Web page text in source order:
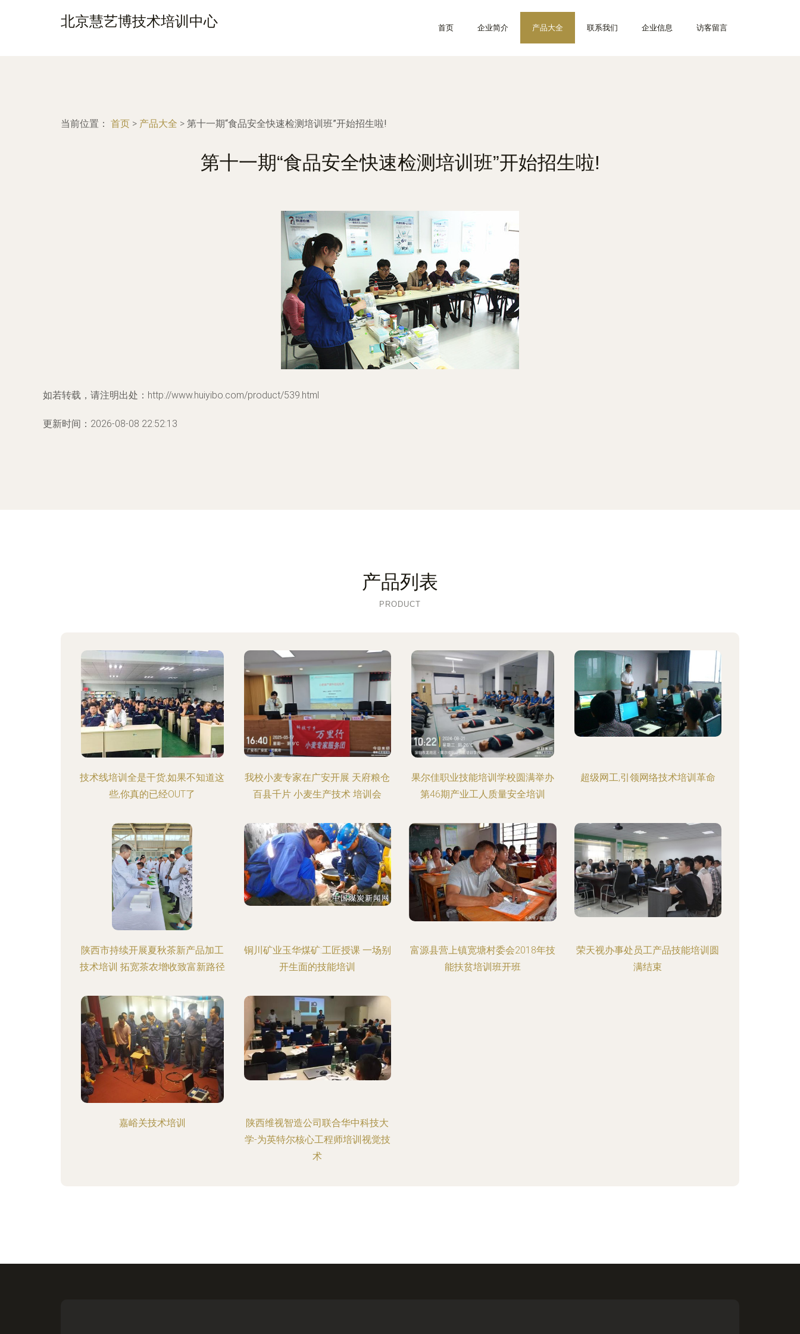
北京慧艺博技术培训中心 首页 企业简介 产品大全 联系我们 企业信息 访客留言
当前位置： 首页 > 产品大全 > 第十一期“食品安全快速检测培训班”开始招生啦!
第十一期“食品安全快速检测培训班”开始招生啦!
如若转载，请注明出处：http://www.huiyibo.com/product/539.html
更新时间：2026-08-08 22:52:13
产品列表
PRODUCT
技术线培训全是干货,如果不知道这
些,你真的已经OUT了
我校小麦专家在广安开展 天府粮仓
百县千片 小麦生产技术 培训会
果尔佳职业技能培训学校圆满举办
第46期产业工人质量安全培训
超级网工,引领网络技术培训革命
陕西市持续开展夏秋茶新产品加工
技术培训 拓宽茶农增收致富新路径
铜川矿业玉华煤矿:工匠授课 一场别
开生面的技能培训
富源县营上镇宽塘村委会2018年技
能扶贫培训班开班
荣天视办事处员工产品技能培训圆
满结束
嘉峪关技术培训
陕西维视智造公司联合华中科技大
学-为英特尔核心工程师培训视觉技
术